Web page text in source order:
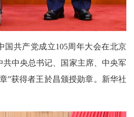
国共产党成立105周年大会在北京
共中央总书记、国家主席、中央军
”获得者王於昌颁授勋章。新华社